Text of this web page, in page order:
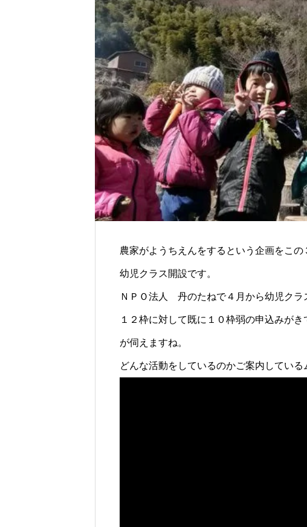
農家がようちえんをするという企画をこ
幼児クラス開設です。
ＮＰＯ法人 丹のたねで４月から幼児クラ
１２枠に対して既に１０枠弱の申込みが
が伺えますね。
どんな活動をしているのかご案内している